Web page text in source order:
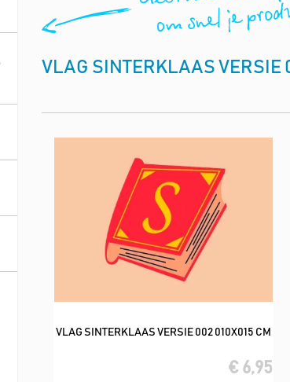
VLAG SINTERKLAAS VERSIE
In winkelwagen
VLAG SINTERKLAAS VERSIE 002 010X015 CM
€ 6,95